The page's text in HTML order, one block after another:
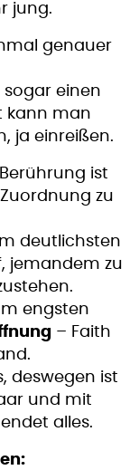
jung.
genauer
sogar einen
kann man
ja einreißen.
ist
zu
deutlichsten
jemandem zu
engsten
– Faith
deswegen ist
und mit
alles.